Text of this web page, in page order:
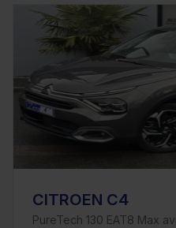
CITROEN C4
PureTech 130 EAT8 Max